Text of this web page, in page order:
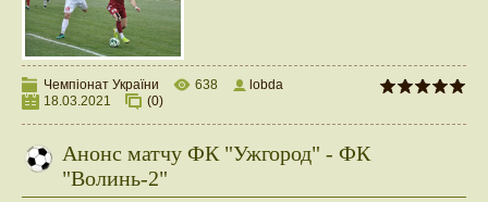
Чемпіонат України 638
lobda
18.03.2021
(0)
Анонс матчу ФК "Ужгород" - ФК
"Волинь-2"